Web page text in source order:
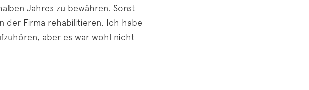
Jahres zu bewähren. Sonst
der Firma rehabilitieren. Ich habe
aber es war wohl nicht